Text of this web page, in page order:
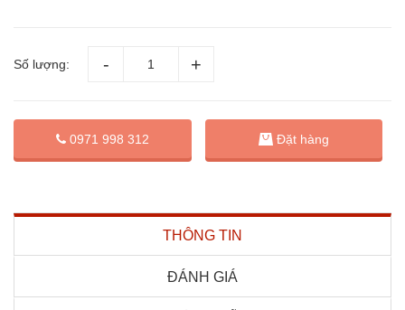
Số lượng:
0971 998 312 Đặt hàng
THÔNG TIN
ĐÁNH GIÁ